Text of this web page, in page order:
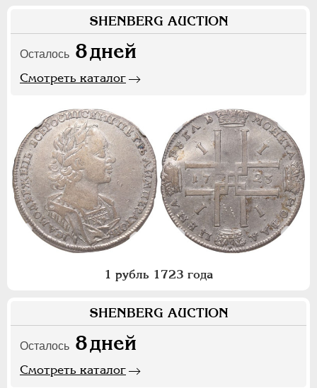
SHENBERG AUCTION
Осталось 8дней
Смотреть каталог
1 рубль 1723 года
SHENBERG AUCTION
Осталось 8дней
Смотреть каталог